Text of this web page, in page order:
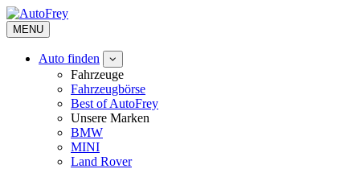
MENU
Auto finden
Fahrzeuge
Fahrzeugbörse
Best of AutoFrey
Unsere Marken
BMW
MINI
Land Rover